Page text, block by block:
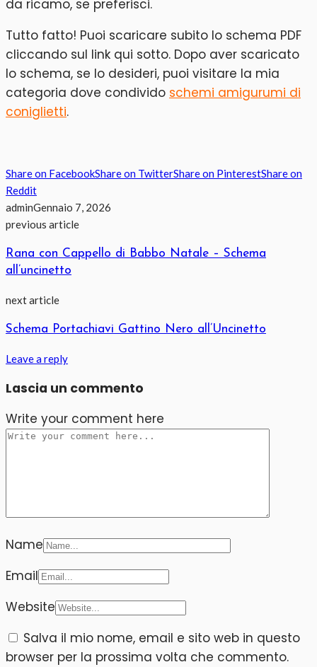
da ricamo, se preferisci.
Tutto fatto! Puoi scaricare subito lo schema PDF
cliccando sul link qui sotto. Dopo aver scaricato
lo schema, se lo desideri, puoi visitare la mia
categoria dove condivido schemi amigurumi di
coniglietti.
Share on FacebookShare on TwitterShare on PinterestShare on
Reddit
adminGennaio 7, 2026
previous article
Rana con Cappello di Babbo Natale – Schema
all’uncinetto
next article
Schema Portachiavi Gattino Nero all’Uncinetto
Leave a reply
Lascia un commento
Write your comment here
Name
Email
Website
Salva il mio nome, email e sito web in questo
browser per la prossima volta che commento.